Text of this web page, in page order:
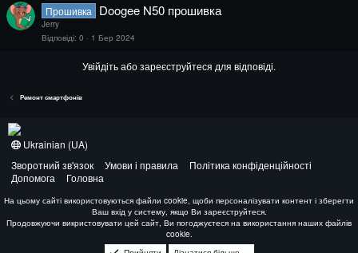
Прошивка Doogee N50 прошивка
Jerry
Відповіді 0 1 Бер 2024
Увійдіть або зареєструйтеся для відповіді.
Ремонт смартфонів
Ukrainian (UA)
Зворотний зв'язок
Умови і правила
Політика конфіденційності
Допомога
Головна
На цьому сайті використовуються файли cookie, щоби персоналізувати контент і зберегти
Ваш вхід у систему, якщо Ви зареєструйтеся.
Продовжуючи викристовувати цей сайт, Ви погоджуєтеся на використання наших файлів
cookie.